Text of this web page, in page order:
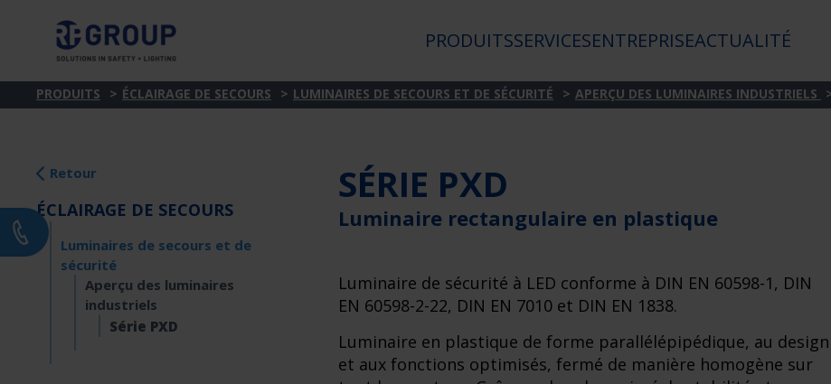
PRODUITSSERVICESENTREPRISEACTUALITÉ
PRODUITS ÉCLAIRAGE DE SECOURS LUMINAIRES DE SECOURS ET DE SÉCURITÉ APERÇU DES LUMINAIRES INDUSTRIELS
Retour
ÉCLAIRAGE DE SECOURS
Luminaires de secours et de
sécurité
Aperçu des luminaires
industriels
Série PXD
SÉRIE PXD
Luminaire rectangulaire en plastique
Luminaire de sécurité à LED conforme à DIN EN 60598-1, DIN
EN 60598-2-22, DIN EN 7010 et DIN EN 1838.
Luminaire en plastique de forme parallélépipédique, au design
et aux fonctions optimisés, fermé de manière homogène sur